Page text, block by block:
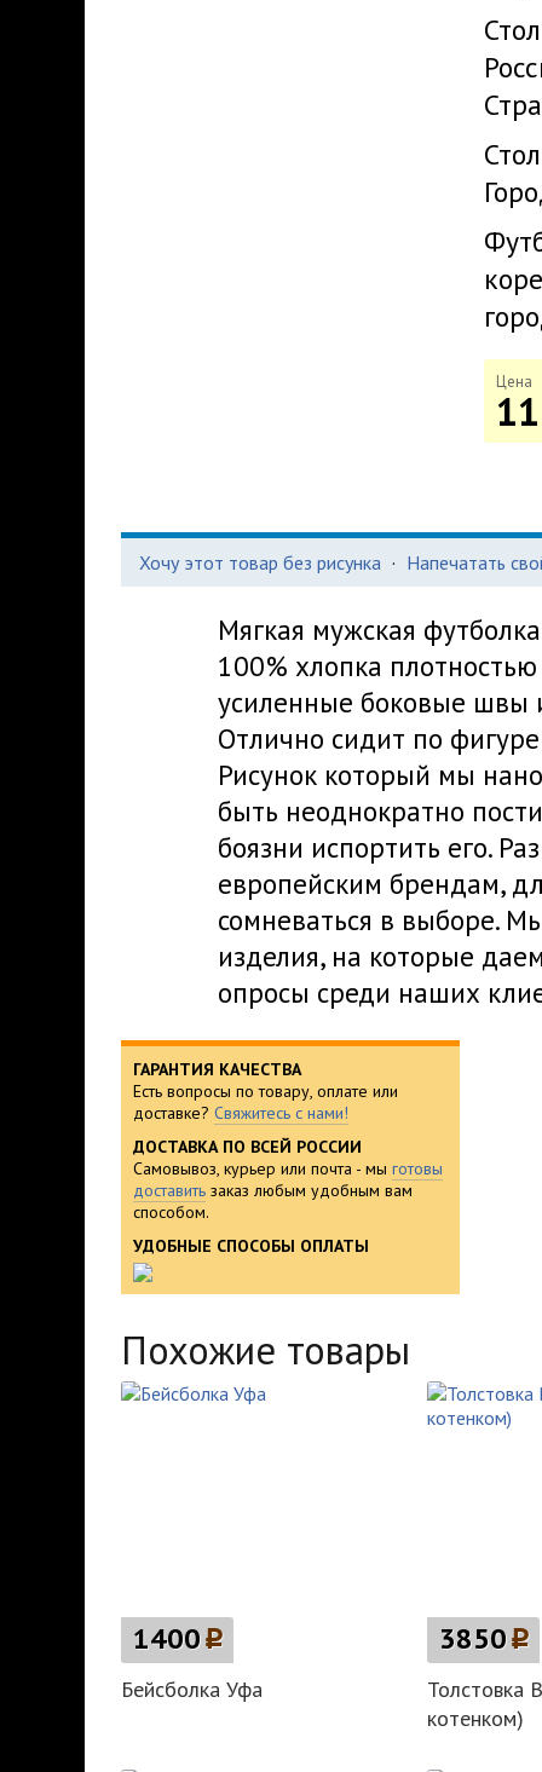
Цена
Хочу этот товар без рисунка · Напечатать
Мягкая мужская
100% хлопка
усиленные боковые швы
Отлично сидит по
Рисунок который мы
быть неоднократно
боязни испортить его.
европейским брендам,
сомневаться в выборе.
изделия, на которые
опросы среди наших
ГАРАНТИЯ КАЧЕСТВА
Есть вопросы по товару, оплате или
доставке? Свяжитесь с нами!
ДОСТАВКА ПО ВСЕЙ РОССИИ
Самовывоз, курьер или почта - мы готовы
доставить заказ любым удобным вам
способом.
УДОБНЫЕ СПОСОБЫ ОПЛАТЫ
Похожие товары
1400p
Бейсболка Уфа
3850p
Толстовка
котенком)